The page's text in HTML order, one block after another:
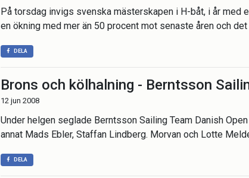
På torsdag invigs svenska mästerskapen i H-båt, i år med
en ökning med mer än 50 procent mot senaste åren och
DELA
Brons och kölhalning - Berntsson
12 jun 2008
Under helgen seglade Berntsson Sailing Team Danish
annat Mads Ebler, Staffan Lindberg. Morvan och Lotte
DELA